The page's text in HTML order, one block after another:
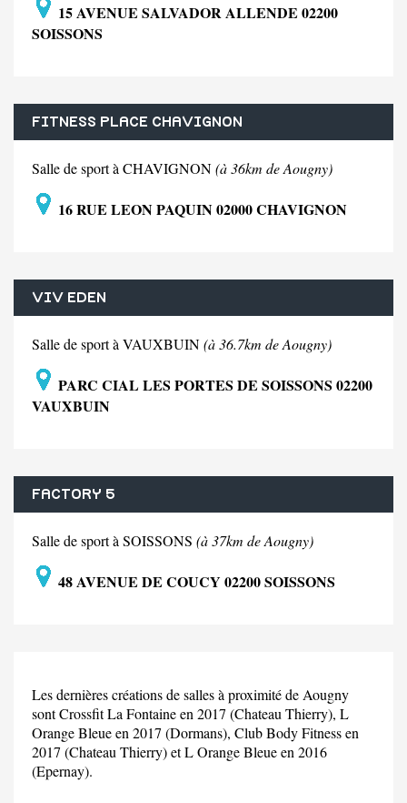
15 AVENUE SALVADOR ALLENDE 02200
SOISSONS
FITNESS PLACE CHAVIGNON
Salle de sport à CHAVIGNON(à 36km de Aougny)
16 RUE LEON PAQUIN 02000 CHAVIGNON
VIV EDEN
Salle de sport à VAUXBUIN(à 36.7km de Aougny)
PARC CIAL LES PORTES DE SOISSONS 02200
VAUXBUIN
FACTORY 5
Salle de sport à SOISSONS (à 37km de Aougny)
48 AVENUE DE COUCY 02200 SOISSONS
Les dernières créations de salles à proximité de Aougny
sont Crossfit La Fontaine en 2017 (Chateau Thierry), L
Orange Bleue en 2017 (Dormans), Club Body Fitness en
2017 (Chateau Thierry) et L Orange Bleue en 2016
(Epernay).